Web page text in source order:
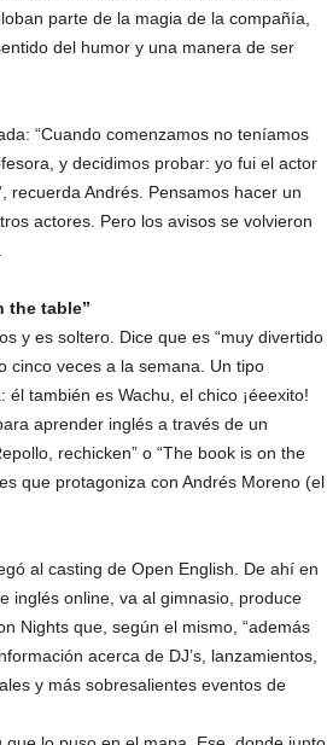
parte de la magia de la compañía,
del humor y una manera de ser
“Cuando comenzamos no teníamos
y decidimos probar: yo fui el actor
recuerda Andrés. Pensamos hacer un
actores. Pero los avisos se volvieron
the table”
y es soltero. Dice que es “muy divertido
cinco veces a la semana. Un tipo
también es Wachu, el chico ¡éeexito!
aprender inglés a través de un
rechicken” o “The book is on the
que protagoniza con Andrés Moreno (el
al casting de Open English. De ahí en
inglés online, va al gimnasio, produce
Nights que, según el mismo, “además
acerca de DJ’s, lanzamientos,
y más sobresalientes eventos de